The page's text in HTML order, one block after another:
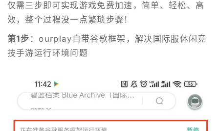
仅需三步即可实现游戏免费加速，简单、轻松、高
效，整个过程没一点繁琐步骤！
第1步 ：ourplay自带谷歌框架，解决国际服休闲竞
技手游运行环境问题